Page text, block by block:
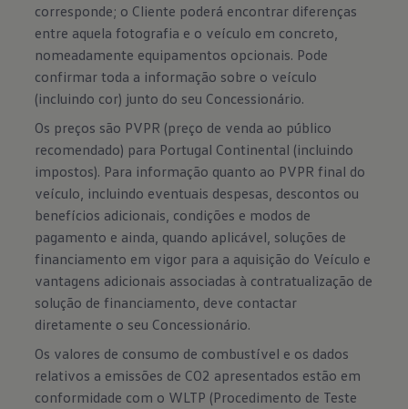
corresponde; o Cliente poderá encontrar diferenças
entre aquela fotografia e o veículo em concreto,
nomeadamente equipamentos opcionais. Pode
confirmar toda a informação sobre o veículo
(incluindo cor) junto do seu Concessionário.
Os preços são PVPR (preço de venda ao público
recomendado) para Portugal Continental (incluindo
impostos). Para informação quanto ao PVPR final do
veículo, incluindo eventuais despesas, descontos ou
benefícios adicionais, condições e modos de
pagamento e ainda, quando aplicável, soluções de
financiamento em vigor para a aquisição do Veículo e
vantagens adicionais associadas à contratualização de
solução de financiamento, deve contactar
diretamente o seu Concessionário.
Os valores de consumo de combustível e os dados
relativos a emissões de CO2 apresentados estão em
conformidade com o WLTP (Procedimento de Teste